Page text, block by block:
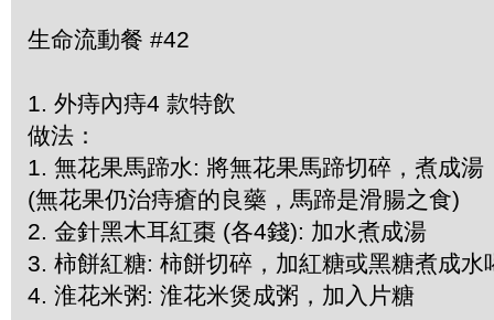
生命流動餐 #42
1. 外痔內痔4 款特飲
做法：
1. 無花果馬蹄水: 將無花果馬蹄切碎，煮成湯
(無花果仍治痔瘡的良藥，馬蹄是滑腸之食)
2. 金針黑木耳紅棗 (各4錢): 加水煮成湯
3. 柿餅紅糖: 柿餅切碎，加紅糖或黑糖煮成水
4. 淮花米粥: 淮花米煲成粥，加入片糖